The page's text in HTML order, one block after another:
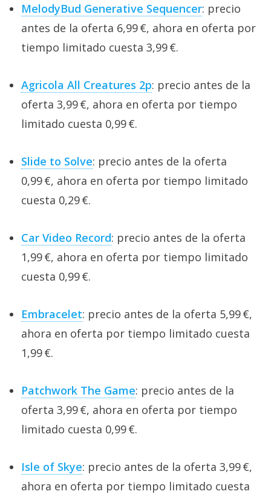
MelodyBud Generative Sequencer: precio
antes de la oferta 6,99 €, ahora en oferta por
tiempo limitado cuesta 3,99 €.
Agricola All Creatures 2p: precio antes de la
oferta 3,99 €, ahora en oferta por tiempo
limitado cuesta 0,99 €.
Slide to Solve: precio antes de la oferta
0,99 €, ahora en oferta por tiempo limitado
cuesta 0,29 €.
Car Video Record: precio antes de la oferta
1,99 €, ahora en oferta por tiempo limitado
cuesta 0,99 €.
Embracelet: precio antes de la oferta 5,99 €,
ahora en oferta por tiempo limitado cuesta
1,99 €.
Patchwork The Game: precio antes de la
oferta 3,99 €, ahora en oferta por tiempo
limitado cuesta 0,99 €.
Isle of Skye: precio antes de la oferta 3,99 €,
ahora en oferta por tiempo limitado cuesta